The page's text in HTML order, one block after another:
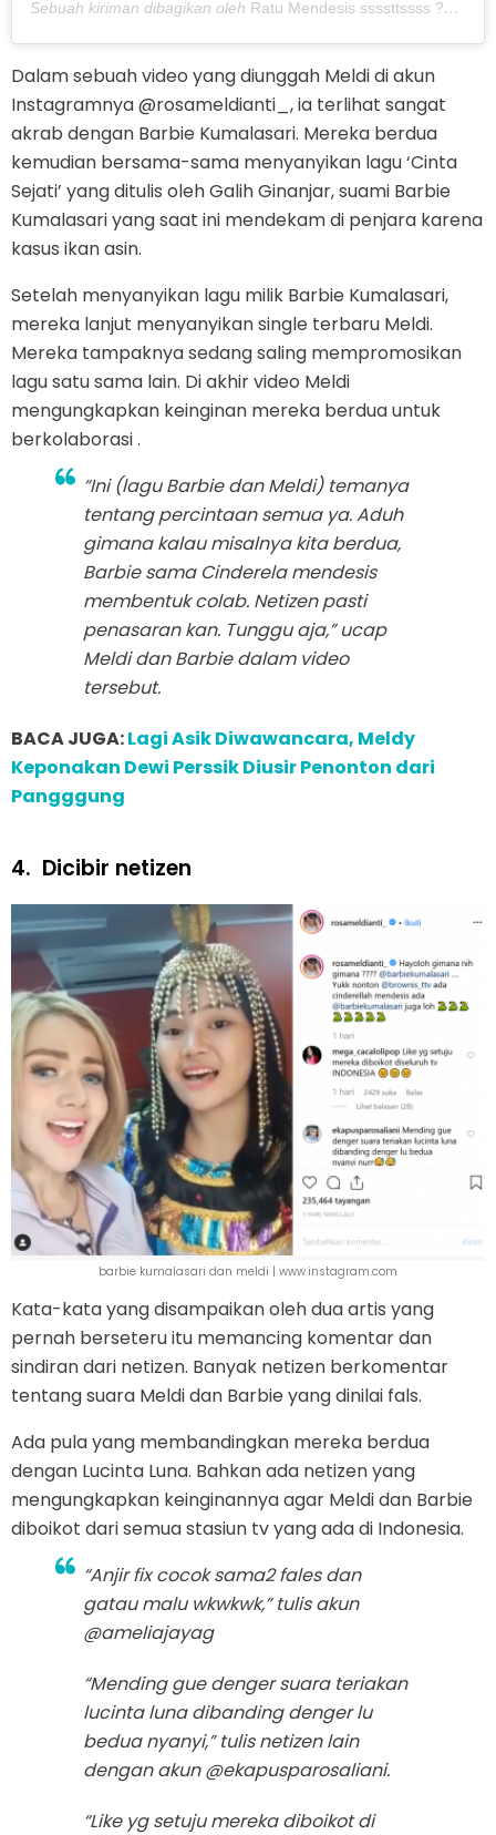
Sebuah kiriman dibagikan oleh Ratu Mendesis ssssttssss ????
Dalam sebuah video yang diunggah Meldi di akun
Instagramnya @rosameldianti_, ia terlihat sangat
akrab dengan Barbie Kumalasari. Mereka berdua
kemudian bersama-sama menyanyikan lagu ‘Cinta
Sejati’ yang ditulis oleh Galih Ginanjar, suami Barbie
Kumalasari yang saat ini mendekam di penjara karena
kasus ikan asin.
Setelah menyanyikan lagu milik Barbie Kumalasari,
mereka lanjut menyanyikan single terbaru Meldi.
Mereka tampaknya sedang saling mempromosikan
lagu satu sama lain. Di akhir video Meldi
mengungkapkan keinginan mereka berdua untuk
berkolaborasi .
“Ini (lagu Barbie dan Meldi) temanya
tentang percintaan semua ya. Aduh
gimana kalau misalnya kita berdua,
Barbie sama Cinderela mendesis
membentuk colab. Netizen pasti
penasaran kan. Tunggu aja,” ucap
Meldi dan Barbie dalam video
tersebut.
BACA JUGA:Lagi Asik Diwawancara, Meldy
Keponakan Dewi Perssik Diusir Penonton dari
Pangggung
4. Dicibir netizen
barbie kumalasari dan meldi | www.instagram.com
Kata-kata yang disampaikan oleh dua artis yang
pernah berseteru itu memancing komentar dan
sindiran dari netizen. Banyak netizen berkomentar
tentang suara Meldi dan Barbie yang dinilai fals.
Ada pula yang membandingkan mereka berdua
dengan Lucinta Luna. Bahkan ada netizen yang
mengungkapkan keinginannya agar Meldi dan Barbie
diboikot dari semua stasiun tv yang ada di Indonesia.
“Anjir fix cocok sama2 fales dan
gatau malu wkwkwk,” tulis akun
@ameliajayag
“Mending gue denger suara teriakan
lucinta luna dibanding denger lu
bedua nyanyi,” tulis netizen lain
dengan akun @ekapusparosaliani.
“Like yg setuju mereka diboikot di